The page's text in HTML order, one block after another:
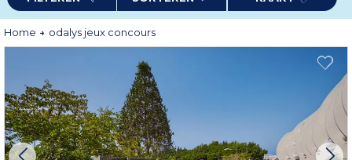
Home odalys jeux concours